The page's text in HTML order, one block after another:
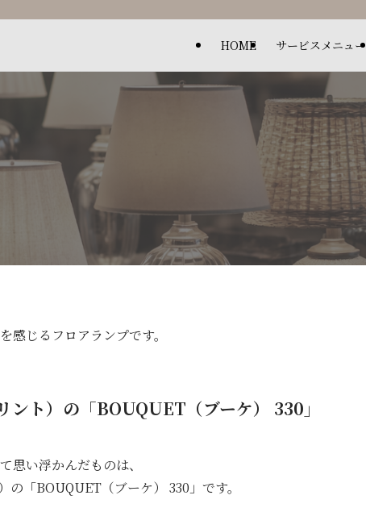
HOME サービスメニュー
感じるフロアランプです。
ト）の「BOUQUET（ブーケ） 330」
思い浮かんだものは、
「BOUQUET（ブーケ） 330」です。